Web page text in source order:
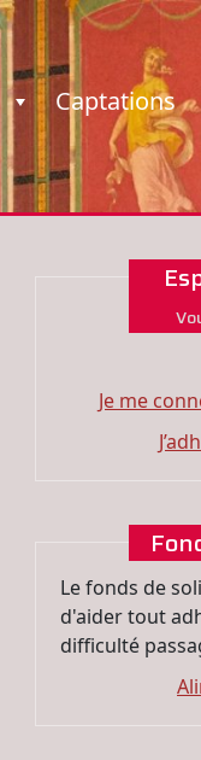
Captations
Je me
Le fonds de
d'aider tout
difficulté